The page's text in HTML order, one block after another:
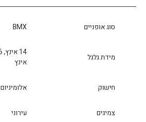
סוג אופניים BMX
מידת גלגל
אינץ
חישוק אלומיניום
צמיגים עירוני